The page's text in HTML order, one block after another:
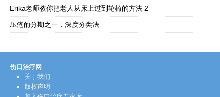
Erika老师教你把老人从床上过到轮椅的方法 2
压疮的分期之一：深度分类法
伤口治疗网
关于我们
版权声明